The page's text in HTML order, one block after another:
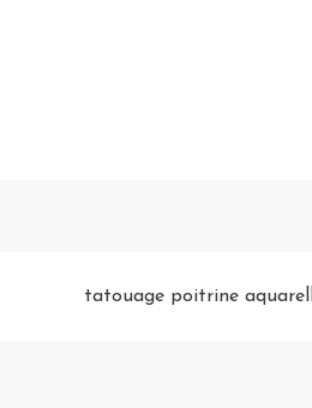
tatouage poitrine